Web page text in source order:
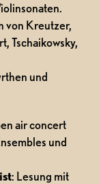
von Kreutzer,
Tschaikowsky,
und
air concert
und
: Lesung mit